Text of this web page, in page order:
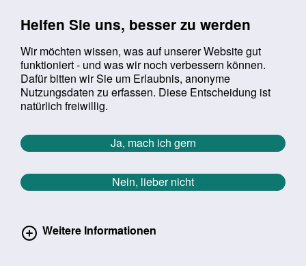
Helfen Sie uns, besser zu werden
Wir möchten wissen, was auf unserer Website gut
funktioniert - und was wir noch verbessern können.
Dafür bitten wir Sie um Erlaubnis, anonyme
Nutzungsdaten zu erfassen. Diese Entscheidung ist
natürlich freiwillig.
Ja, mach ich gern
Nein, lieber nicht
Weitere Informationen
Suchbegriff:
Sie befinden sich hier:
Startseite Aktuelles Aktuelle Meldungen
Aktuelle Meldungen
Zurück zur Übersicht erster
vorheriger
142/1627
Fatigue bleibt ein Langzeitproblem -